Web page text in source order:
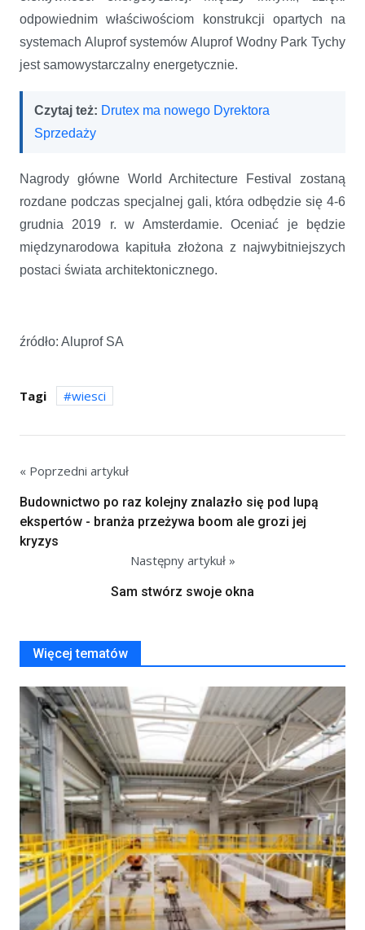
odpowiednim właściwościom konstrukcji opartych na
systemach Aluprof systemów Aluprof Wodny Park Tychy
jest samowystarczalny energetycznie.
Czytaj też: Drutex ma nowego Dyrektora
Sprzedaży
Nagrody główne World Architecture Festival zostaną
rozdane podczas specjalnej gali, która odbędzie się 4-6
grudnia 2019 r. w Amsterdamie. Oceniać je będzie
międzynarodowa kapituła złożona z najwybitniejszych
postaci świata architektonicznego.
źródło: Aluprof SA
Tagi wiesci
« Poprzedni artykuł
Budownictwo po raz kolejny znalazło się pod lupą
ekspertów - branża przeżywa boom ale grozi jej
kryzys
Następny artykuł »
Sam stwórz swoje okna
Więcej tematów